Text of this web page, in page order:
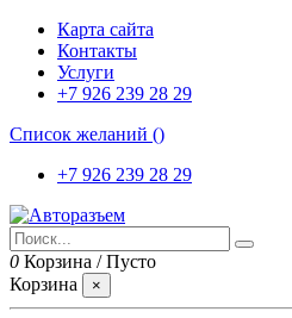
Карта сайта
Контакты
Услуги
+7 926 239 28 29
Список желаний ()
+7 926 239 28 29
0 Корзина /Пусто
Корзина
×